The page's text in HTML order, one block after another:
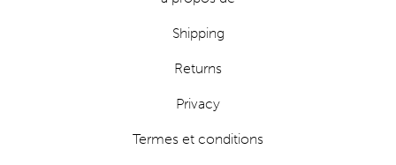
Shipping
Returns
Privacy
Termes et conditions